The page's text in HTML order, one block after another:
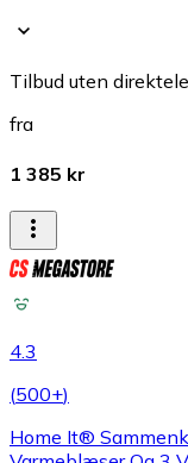
Tilbud uten
fra
1 385 kr
4.3
(500+)
Home It®